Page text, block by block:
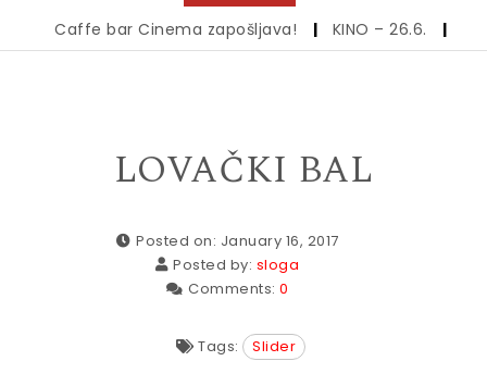
Caffe bar Cinema zapošljava!
KINO – 26.6. Kino
LOVAČKI BAL
Posted on: January 16, 2017
Posted by: sloga
Comments: 0
Tags: Slider